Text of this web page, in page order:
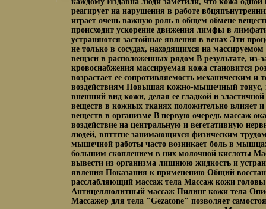
реагирует на нарушения в работе
играет очень важную роль в общем обмене
происходит ускорение движения лимфы в
устраняются застойные явления в венах Эти
не только в сосудах, находящихся на массируемом
вещзси в расположенных рядом В результате, из-
кровоснабжения массируемая кожа становится
возрастает ее сопротивляемость механическим и
воздействиям Повышая кожно-мышечный тонус,
внешний вид кожи, делая ее гладкой и эластичной
веществ в кожных тканях положительно влияет
веществ в организме В первую очередь массаж
воздействие на центральную и вегетативную
людей, впттгне занимающихся физическим
мышечной работы часто возникает боль в
большим скоплением в них молочной кислоты
вывести из организма лишнюю жидкость и
явления Показания к применению Общий
расслабляющий массаж тела Массаж кожи головы
Антицеллюлитный массаж Пилинг кожи тела
Массажер для тела "Gezatone" позволяет